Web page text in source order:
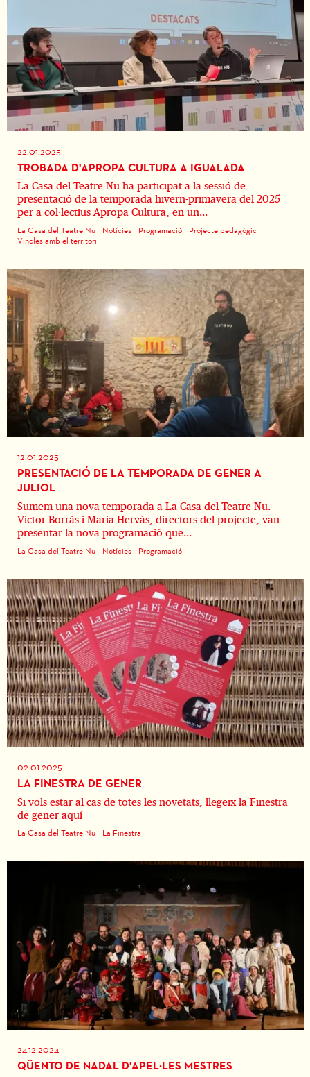
22.01.2025
TROBADA D'APROPA CULTURA A IGUALADA
La Casa del Teatre Nu ha participat a la sessió de
presentació de la temporada hivern-primavera del 2025
per a col·lectius Apropa Cultura, en un...
La Casa del Teatre Nu Notícies Programació
Projecte pedagògic
Vincles amb el territori
12.01.2025
PRESENTACIÓ DE LA TEMPORADA DE GENER A
JULIOL
Sumem una nova temporada a La Casa del Teatre Nu.
Victor Borràs i Maria Hervàs, directors del projecte, van
presentar la nova programació que...
La Casa del Teatre Nu Notícies Programació
02.01.2025
LA FINESTRA DE GENER
Si vols estar al cas de totes les novetats, llegeix la Finestra
de gener aquí
La Casa del Teatre Nu La Finestra
24.12.2024
QÜENTO DE NADAL D'APEL·LES MESTRES